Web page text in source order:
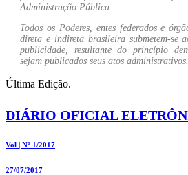
Administração Pública.
Todos os Poderes, entes federados e
direta e indireta brasileira submetem-se
publicidade, resultante do princípio
sejam publicados seus atos administrativos.
Última Edição.
DIÁRIO OFICIAL
Vol | Nº 1/2017
27/07/2017